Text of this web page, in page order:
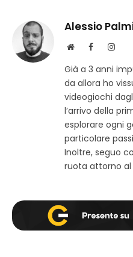
Alessio
S
t
o
w
F
c
e
b
I
s
t
a
r
a
m
Già a 3 anni
da allora ho
videogiochi
l’arrivo della
esplorare ogni
particolare
Inoltre, seguo
ruota attorno al